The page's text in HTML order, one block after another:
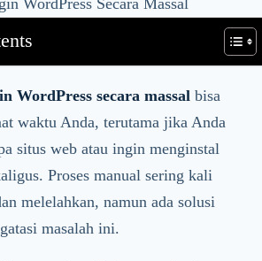
WordPress secara massal bisa
waktu Anda, terutama jika Anda
situs web atau ingin menginstal
Proses manual sering kali
melelahkan, namun ada solusi
masalah ini.